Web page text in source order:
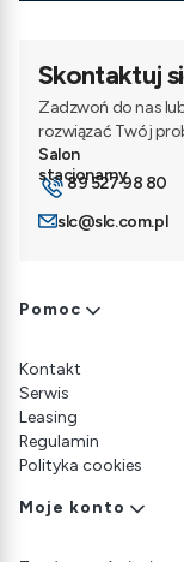
Skontaktuj
Zadzwoń do nas
rozwiązać Twój
89 527 98 80
slc@slc.com.pl
Linki w stopce
Pomoc
Kontakt
Serwis
Leasing
Regulamin
Polityka cookies
Moje konto